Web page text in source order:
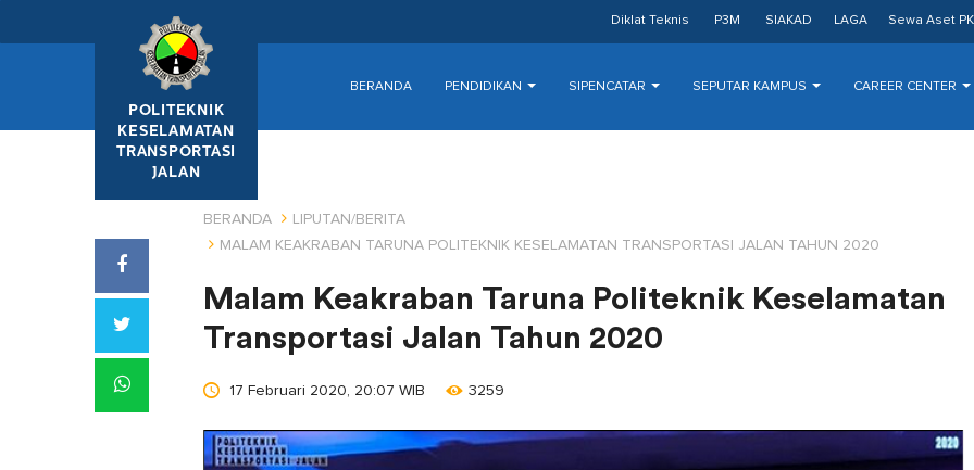
Diklat Teknis P3M SIAKAD LAGA Sewa Aset
POLITEKNIK
KESELAMATAN
TRANSPORTASI
JALAN
BERANDA PENDIDIKAN SIPENCATAR SEPUTAR KAMPUS CAREER CENTER
BERANDA
LIPUTAN/BERITA
MALAM KEAKRABAN TARUNA POLITEKNIK KESELAMATAN TRANSPORTASI JALAN TAHUN 2020
Malam Keakraban Taruna Politeknik Keselamatan
Transportasi Jalan Tahun 2020
17 Februari 2020, 20:07 WIB 3259